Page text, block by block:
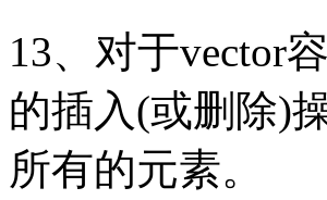
13、对于vector
的插入(或删除)
所有的元素。